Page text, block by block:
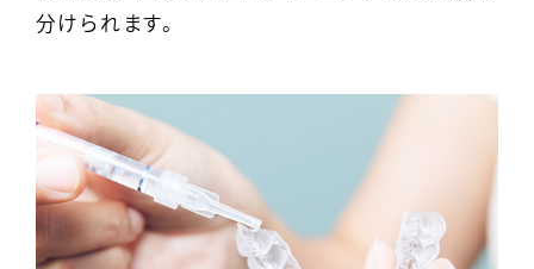
分けられます。